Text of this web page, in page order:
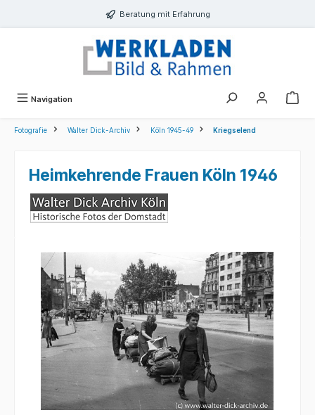
Beratung mit Erfahrung
Navigation
Fotografie Walter Dick-Archiv Köln 1945-49 Kriegselend
Heimkehrende Frauen Köln 1946
Bildergalerie überspringen